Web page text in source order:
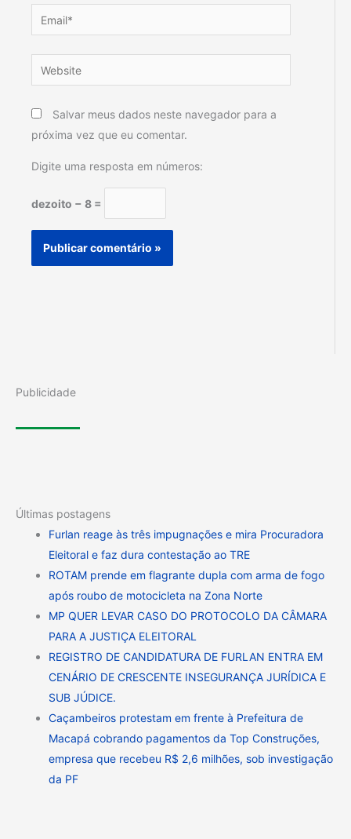
Email*
Website
Salvar meus dados neste navegador para a
próxima vez que eu comentar.
Digite uma resposta em números:
dezoito − 8 =
Publicidade
Últimas postagens
Furlan reage às três impugnações e mira Procuradora
Eleitoral e faz dura contestação ao TRE
ROTAM prende em flagrante dupla com arma de fogo
após roubo de motocicleta na Zona Norte
MP QUER LEVAR CASO DO PROTOCOLO DA CÂMARA
PARA A JUSTIÇA ELEITORAL
REGISTRO DE CANDIDATURA DE FURLAN ENTRA EM
CENÁRIO DE CRESCENTE INSEGURANÇA JURÍDICA E
SUB JÚDICE.
Caçambeiros protestam em frente à Prefeitura de
Macapá cobrando pagamentos da Top Construções,
empresa que recebeu R$ 2,6 milhões, sob investigação
da PF